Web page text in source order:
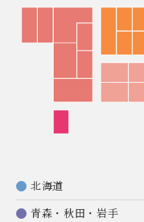
北海道
青森・秋田・岩手